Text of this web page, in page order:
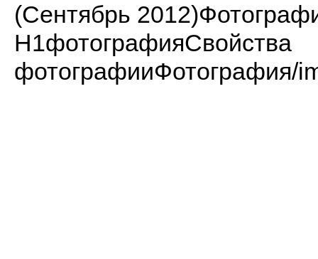
(Сентябрь
H1фотографияСвойства
фотографииФотография/